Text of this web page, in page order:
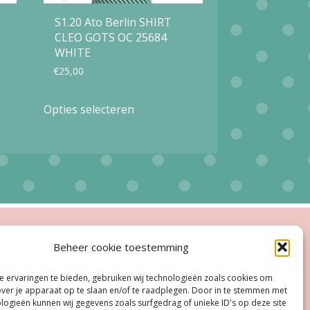
Beheer cookie toestemming
ervaringen te bieden, gebruiken wij technologieën zoals cookies om
je apparaat op te slaan en/of te raadplegen. Door in te stemmen met
kunnen wij gegevens zoals surfgedrag of unieke ID's op deze site
S1.20 Ato Berlin SHIRT
CLEO GOTS OC 25684
WHITE
€25,00
Opties selecteren
meerdere
variaties.
Deze
optie
kan
gekozen
worden
Do:11.00 - 18.00 uur